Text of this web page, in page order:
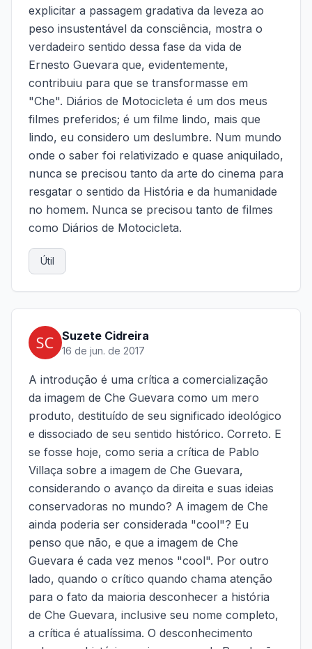
explicitar a passagem gradativa da leveza ao
peso insustentável da consciência, mostra o
verdadeiro sentido dessa fase da vida de
Ernesto Guevara que, evidentemente,
contribuiu para que se transformasse em
"Che". Diários de Motocicleta é um dos meus
filmes preferidos; é um filme lindo, mais que
lindo, eu considero um deslumbre. Num mundo
onde o saber foi relativizado e quase aniquilado,
nunca se precisou tanto da arte do cinema para
resgatar o sentido da História e da humanidade
no homem. Nunca se precisou tanto de filmes
como Diários de Motocicleta.
Útil
Suzete Cidreira
16 de jun. de 2017
A introdução é uma crítica a comercialização
da imagem de Che Guevara como um mero
produto, destituído de seu significado ideológico
e dissociado de seu sentido histórico. Correto. E
se fosse hoje, como seria a crítica de Pablo
Villaça sobre a imagem de Che Guevara,
considerando o avanço da direita e suas ideias
conservadoras no mundo? A imagem de Che
ainda poderia ser considerada "cool"? Eu
penso que não, e que a imagem de Che
Guevara é cada vez menos "cool". Por outro
lado, quando o crítico quando chama atenção
para o fato da maioria desconhecer a história
de Che Guevara, inclusive seu nome completo,
a crítica é atualíssima. O desconhecimento